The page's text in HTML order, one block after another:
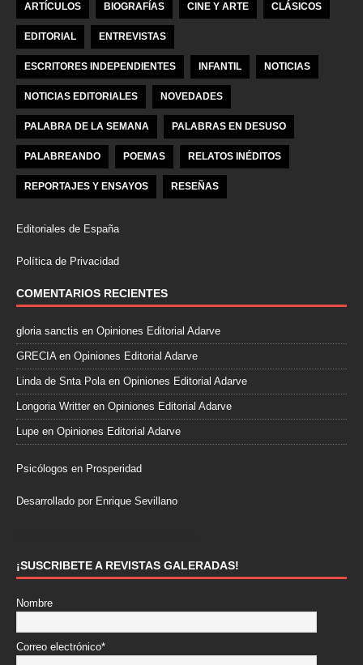
ARTÍCULOS BIOGRAFÍAS CINE Y ARTE CLÁSICOS
EDITORIAL ENTREVISTAS
ESCRITORES INDEPENDIENTES INFANTIL NOTICIAS
NOTICIAS EDITORIALES NOVEDADES
PALABRA DE LA SEMANA PALABRAS EN DESUSO
PALABREANDO POEMAS RELATOS INÉDITOS
REPORTAJES Y ENSAYOS RESEÑAS
Editoriales de España
Política de Privacidad
COMENTARIOS RECIENTES
gloria sanctis en Opiniones Editorial Adarve
GRECIAen Opiniones Editorial Adarve
Linda de Snta Polaen Opiniones Editorial Adarve
Longoria Writter en Opiniones Editorial Adarve
Lupe en Opiniones Editorial Adarve
Psicólogos en Prosperidad
Desarrollado por Enrique Sevillano
¡SUSCRIBETE A REVISTAS GALERADAS!
Nombre
Correo electrónico*